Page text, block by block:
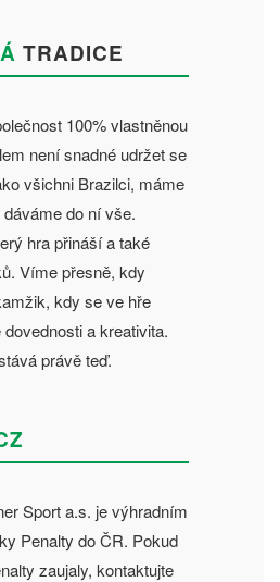
TRADICE
100% vlastněnou
není snadné udržet se
všichni Brazilci, máme
do ní vše.
hra přináší a také
Víme přesně, kdy
kdy se ve hře
a kreativita.
právě teď.
Sport a.s. je výhradním
Penalty do ČR. Pokud
zaujaly, kontaktujte